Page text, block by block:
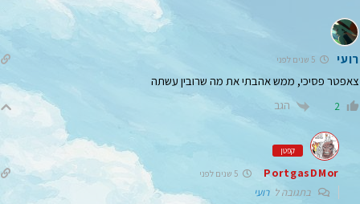
רועי
צאפטר פסיכי, ממש אהבתי את מה שרובין עשתה
2 הגב
קפטן
PortgasDMor
בתגובה לרועי